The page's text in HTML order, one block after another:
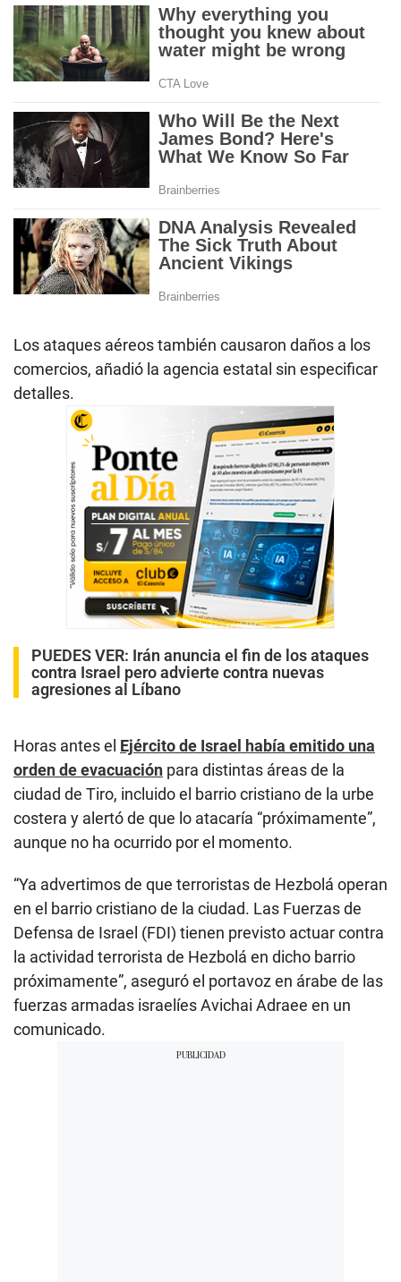
Los ataques aéreos también causaron daños a los
comercios, añadió la agencia estatal sin especificar
detalles.
PUEDES VER: Irán anuncia el fin de los ataques
contra Israel pero advierte contra nuevas
agresiones al Líbano
Horas antes el Ejército de Israel había emitido una
orden de evacuación para distintas áreas de la
ciudad de Tiro, incluido el barrio cristiano de la urbe
costera y alertó de que lo atacaría “próximamente”,
aunque no ha ocurrido por el momento.
“Ya advertimos de que terroristas de Hezbolá operan
en el barrio cristiano de la ciudad. Las Fuerzas de
Defensa de Israel (FDI) tienen previsto actuar contra
la actividad terrorista de Hezbolá en dicho barrio
próximamente”, aseguró el portavoz en árabe de las
fuerzas armadas israelíes Avichai Adraee en un
comunicado.